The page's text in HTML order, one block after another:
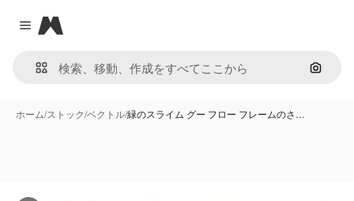
Close menu
Magnific
画像で
ホーム/ストック/ベクトル/緑のスライム グー フロー フレームのさ…